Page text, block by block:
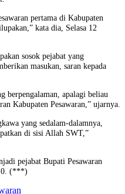
pertama di Kabupaten
kata dia, Selasa 12
sosok pejabat yang
masukan, saran kepada
berpengalaman, apalagi beliau
Kabupaten Pesawaran,” ujarnya.
yang sedalam-dalamnya,
di sisi Allah SWT,”
pejabat Bupati Pesawaran
(***)